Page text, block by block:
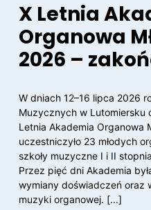
X Letnia
Organowa
2026 –
W dniach 12–16 lipca 2026
Muzycznych w Lutomiersku
Letnia Akademia Organowa
uczestniczyło 23 młodych
szkoły muzyczne I i II
Przez pięć dni Akademia
wymiany doświadczeń oraz
muzyki organowej. [...]